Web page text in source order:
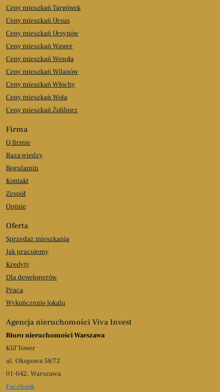
Ceny mieszkań Targówek
Ceny mieszkań Ursus
Ceny mieszkań Ursynów
Ceny mieszkań Wawer
Ceny mieszkań Wesoła
Ceny mieszkań Wilanów
Ceny mieszkań Włochy
Ceny mieszkań Wola
Ceny mieszkań Żoliborz
Firma
O firmie
Baza wiedzy
Regulamin
Kontakt
Zespół
Opinie
Oferta
Sprzedaż mieszkania
Jak pracujemy
Kredyty
Dla deweloperów
Praca
Wykończenie lokalu
Agencja nieruchomości Viva Invest
Biuro nieruchomości Warszawa
Klif Tower
ul. Okopowa 58/72
01-042, Warszawa
Facebook